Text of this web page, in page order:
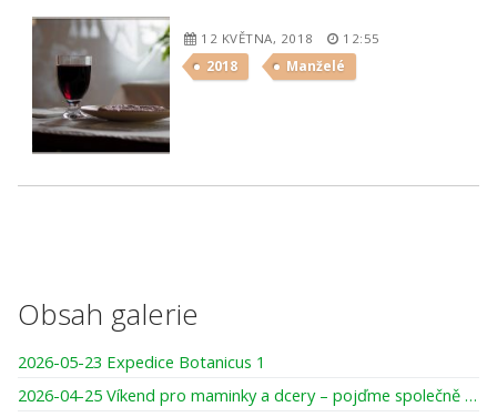
12 KVĚTNA, 2018 12:55
2018 Manželé
Obsah galerie
2026-05-23 Expedice Botanicus 1
2026-04-25 Víkend pro maminky a dcery – pojďme společně tvořit, smát se, darovat si čas